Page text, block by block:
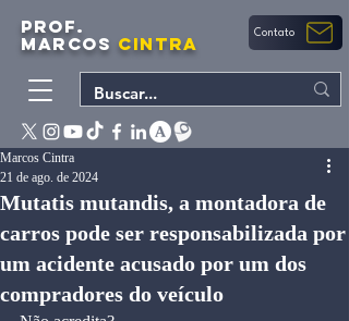
PROF.
MARCOS CINTRA Contato
Mutatis mutandis, a montadora de
carros pode ser responsabilizada por
um acidente acusado por um dos
compradores do veículo
Marcos Cintra
21 de ago. de 2024